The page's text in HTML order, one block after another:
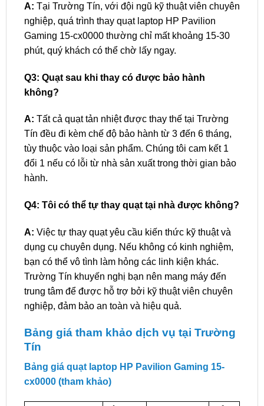
A: Tại Trường Tín, với đội ngũ kỹ thuật viên chuyên
nghiệp, quá trình thay quạt laptop HP Pavilion
Gaming 15-cx0000 thường chỉ mất khoảng 15-30
phút, quý khách có thể chờ lấy ngay.
Q3: Quạt sau khi thay có được bảo hành
không?
A: Tất cả quạt tản nhiệt được thay thế tại Trường
Tín đều đi kèm chế độ bảo hành từ 3 đến 6 tháng,
tùy thuộc vào loại sản phẩm. Chúng tôi cam kết 1
đổi 1 nếu có lỗi từ nhà sản xuất trong thời gian bảo
hành.
Q4: Tôi có thể tự thay quạt tại nhà được không?
A: Việc tự thay quạt yêu cầu kiến thức kỹ thuật và
dụng cụ chuyên dụng. Nếu không có kinh nghiệm,
bạn có thể vô tình làm hỏng các linh kiện khác.
Trường Tín khuyến nghị bạn nên mang máy đến
trung tâm để được hỗ trợ bởi kỹ thuật viên chuyên
nghiệp, đảm bảo an toàn và hiệu quả.
Bảng giá tham khảo dịch vụ tại Trường
Tín
Bảng giá quạt laptop HP Pavilion Gaming 15-
cx0000 (tham khảo)